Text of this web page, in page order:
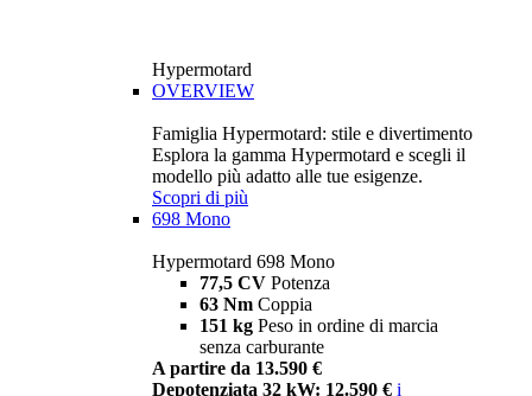
Hypermotard
OVERVIEW
Famiglia Hypermotard: stile e divertimento
Esplora la gamma Hypermotard e scegli il
modello più adatto alle tue esigenze.
Scopri di più
698 Mono
Hypermotard 698 Mono
77,5 CV Potenza
63 Nm Coppia
151 kg Peso in ordine di marcia
senza carburante
A partire da 13.590 €
Depotenziata 32 kW: 12.590 € i